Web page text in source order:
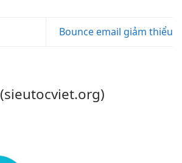
Bounce email giảm thiểu
(sieutocviet.org)